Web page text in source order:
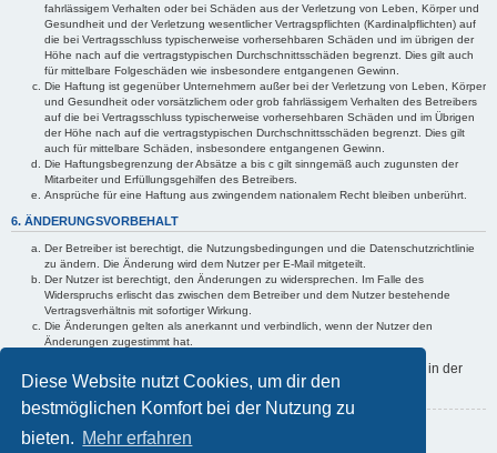
Diese Website nutzt Cookies, um dir den
bestmöglichen Komfort bei der Nutzung zu
bieten. Mehr erfahren
fahrlässigem Verhalten oder bei Schäden aus der Verletzung von Leben, Körper und
Gesundheit und der Verletzung wesentlicher Vertragspflichten (Kardinalpflichten) auf
die bei Vertragsschluss typischerweise vorhersehbaren Schäden und im übrigen der
Höhe nach auf die vertragstypischen Durchschnittsschäden begrenzt. Dies gilt auch
für mittelbare Folgeschäden wie insbesondere entgangenen Gewinn.
Die Haftung ist gegenüber Unternehmern außer bei der Verletzung von Leben, Körper
und Gesundheit oder vorsätzlichem oder grob fahrlässigem Verhalten des Betreibers
auf die bei Vertragsschluss typischerweise vorhersehbaren Schäden und im Übrigen
der Höhe nach auf die vertragstypischen Durchschnittsschäden begrenzt. Dies gilt
auch für mittelbare Schäden, insbesondere entgangenen Gewinn.
Die Haftungsbegrenzung der Absätze a bis c gilt sinngemäß auch zugunsten der
Mitarbeiter und Erfüllungsgehilfen des Betreibers.
Ansprüche für eine Haftung aus zwingendem nationalem Recht bleiben unberührt.
6. ÄNDERUNGSVORBEHALT
Der Betreiber ist berechtigt, die Nutzungsbedingungen und die Datenschutzrichtlinie
zu ändern. Die Änderung wird dem Nutzer per E-Mail mitgeteilt.
Der Nutzer ist berechtigt, den Änderungen zu widersprechen. Im Falle des
Widerspruchs erlischt das zwischen dem Betreiber und dem Nutzer bestehende
Vertragsverhältnis mit sofortiger Wirkung.
Die Änderungen gelten als anerkannt und verbindlich, wenn der Nutzer den
Änderungen zugestimmt hat.
Informationen über den Umgang mit deinen persönlichen Daten sind in der
Datenschutzrichtlinie enthalten.
Zurück zur Anmeldemaske